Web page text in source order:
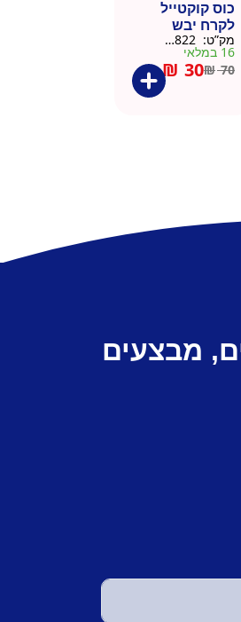
כוס קוקטייל
לקרח יבש
צלוחית 450 מל
מק”ט:
16 במלאי
₪70
₪ 30
מבצעים